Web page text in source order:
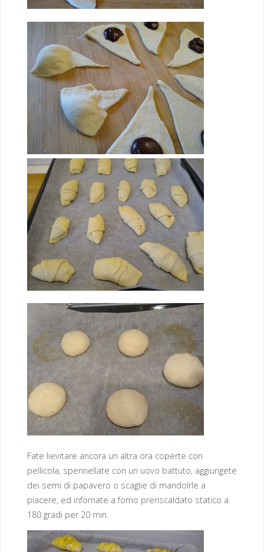
Fate lievitare ancora un altra ora coperte con
pellicola, spennellate con un uovo battuto, aggiungete
dei semi di papavero o scaglie di mandolrle a
piacere, ed infornate a forno preriscaldato statico a
180 gradi per 20 min.